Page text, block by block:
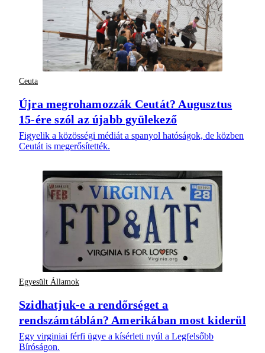
Ceuta
Újra megrohamozzák Ceutát? Augusztus
15-ére szól az újabb gyülekező
Figyelik a közösségi médiát a spanyol hatóságok, de közben
Ceutát is megerősítették.
Egyesült Államok
Szidhatjuk-e a rendőrséget a
rendszámtáblán? Amerikában most kiderül
Egy virginiai férfi ügye a kísérleti nyúl a Legfelsőbb
Bíróságon.